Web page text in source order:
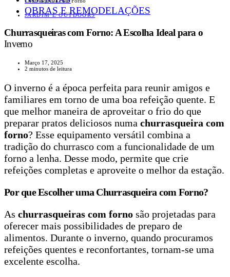
OBRAS E REMODELAÇÕES
JARDIM E OUTDOORS
Churrasqueiras com Forno: A Escolha Ideal para o
Inverno
Março 17, 2025
2 minutos de leitura
O inverno é a época perfeita para reunir amigos e
familiares em torno de uma boa refeição quente. E
que melhor maneira de aproveitar o frio do que
preparar pratos deliciosos numa churrasqueira com
forno? Esse equipamento versátil combina a
tradição do churrasco com a funcionalidade de um
forno a lenha. Desse modo, permite que crie
refeições completas e aproveite o melhor da estação.
Por que Escolher uma Churrasqueira com Forno?
As churrasqueiras com forno são projetadas para
oferecer mais possibilidades de preparo de
alimentos. Durante o inverno, quando procuramos
refeições quentes e reconfortantes, tornam-se uma
excelente escolha.